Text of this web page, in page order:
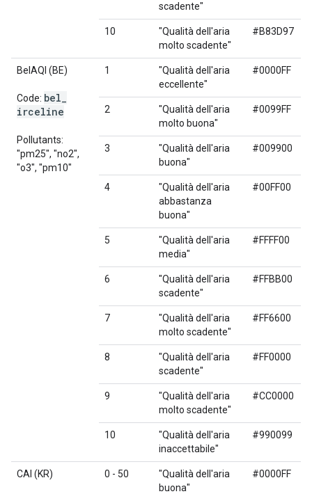
scadente"
10
"Qualità dell'aria
molto scadente"
#B83D97
BelAQI (BE)
Code: bel
irceline
Pollutants:
"pm25", "no2",
"o3", "pm10"
1
"Qualità dell'aria
eccellente"
#0000FF
2
"Qualità dell'aria
molto buona"
#0099FF
3
"Qualità dell'aria
buona"
#009900
4
"Qualità dell'aria
abbastanza
buona"
#00FF00
5
"Qualità dell'aria
media"
#FFFF00
6
"Qualità dell'aria
scadente"
#FFBB00
7
"Qualità dell'aria
molto scadente"
#FF6600
8
"Qualità dell'aria
scadente"
#FF0000
9
"Qualità dell'aria
molto scadente"
#CC0000
10
"Qualità dell'aria
inaccettabile"
#990099
CAI (KR) 0 - 50
"Qualità dell'aria
buona"
#0000FF